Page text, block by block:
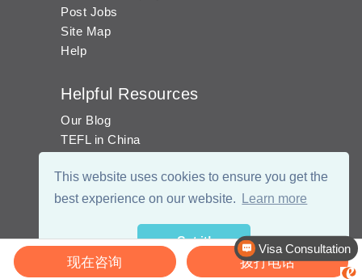
This website uses cookies to ensure you get the
best experience on our website.
Learn more
Got it!
Post Jobs
Site Map
Help
Helpful Resources
Our Blog
TEFL in China
China Document Apostille
Income Tax Calculator
Visa Consultation
现在咨询 拨打电话